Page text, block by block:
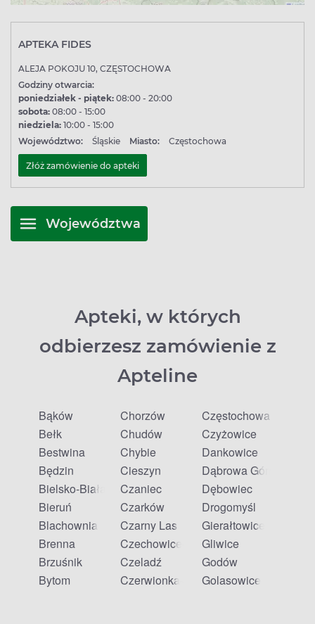
APTEKA FIDES
ALEJA POKOJU 10, CZĘSTOCHOWA
Godziny otwarcia:
poniedziałek - piątek: 08:00 - 20:00
sobota: 08:00 - 15:00
niedziela: 10:00 - 15:00
Województwo:
Śląskie Miasto: Częstochowa
Złóż zamówienie do apteki
Województwa
Apteki, w których
odbierzesz zamówienie z
Apteline
Bąków
Bełk
Bestwina
Będzin
Bielsko-Biała
Bieruń
Blachownia
Brenna
Brzuśnik
Bytom
Chorzów
Chudów
Chybie
Cieszyn
Czaniec
Czarków
Czarny Las
Czechowice-Dziedzice
Czeladź
Czerwionka-Leszczyny
Częstochowa
Czyżowice
Dankowice
Dąbrowa Górnicza
Dębowiec
Drogomyśl
Gierałtowice
Gliwice
Godów
Golasowice